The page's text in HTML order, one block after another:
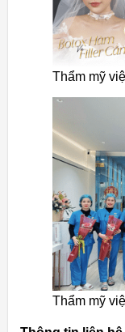
Thẩm mỹ
Thẩm mỹ